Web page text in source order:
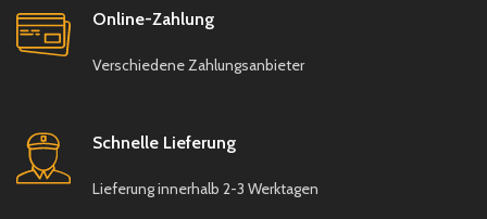
Online-Zahlung
Verschiedene Zahlungsanbieter
Schnelle Lieferung
Lieferung innerhalb 2-3 Werktagen